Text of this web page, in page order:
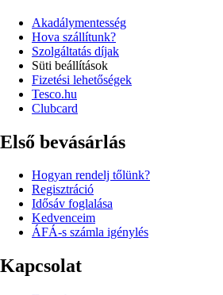
Akadálymentesség
Hova szállítunk?
Szolgáltatás díjak
Süti beállítások
Fizetési lehetőségek
Tesco.hu
Clubcard
Első bevásárlás
Hogyan rendelj tőlünk?
Regisztráció
Idősáv foglalása
Kedvenceim
ÁFÁ-s számla igénylés
Kapcsolat